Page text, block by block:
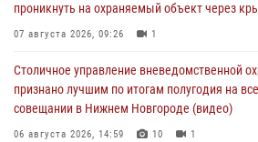
проникнуть на охраняемый объект через
07 августа 2026, 09:26 1
Столичное управление вневедомственной
признано лучшим по итогам полугодия на
совещании в Нижнем Новгороде (видео)
06 августа 2026, 14:59 10 1